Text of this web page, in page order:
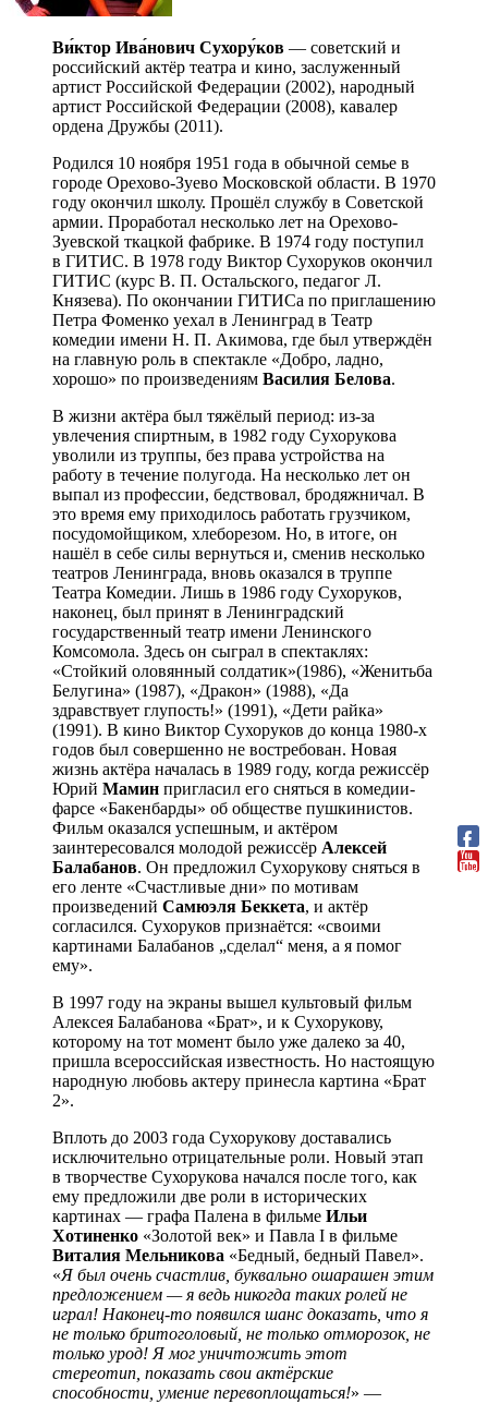
Ви́ктор Ива́нович Сухору́ков — советский и
российский актёр театра и кино, заслуженный
артист Российской Федерации (2002), народный
артист Российской Федерации (2008), кавалер
ордена Дружбы (2011).
Родился 10 ноября 1951 года в обычной семье в
городе Орехово-Зуево Московской области. В 1970
году окончил школу. Прошёл службу в Советской
армии. Проработал несколько лет на Орехово-
Зуевской ткацкой фабрике. В 1974 году поступил
в ГИТИС. В 1978 году Виктор Сухоруков окончил
ГИТИС (курс В. П. Остальского, педагог Л.
Князева). По окончании ГИТИСа по приглашению
Петра Фоменко уехал в Ленинград в Театр
комедии имени Н. П. Акимова, где был утверждён
на главную роль в спектакле «Добро, ладно,
хорошо» по произведениям Василия Белова.
В жизни актёра был тяжёлый период: из-за
увлечения спиртным, в 1982 году Сухорукова
уволили из труппы, без права устройства на
работу в течение полугода. На несколько лет он
выпал из профессии, бедствовал, бродяжничал. В
это время ему приходилось работать грузчиком,
посудомойщиком, хлеборезом. Но, в итоге, он
нашёл в себе силы вернуться и, сменив несколько
театров Ленинграда, вновь оказался в труппе
Театра Комедии. Лишь в 1986 году Сухоруков,
наконец, был принят в Ленинградский
государственный театр имени Ленинского
Комсомола. Здесь он сыграл в спектаклях:
«Стойкий оловянный солдатик»(1986), «Женитьба
Белугина» (1987), «Дракон» (1988), «Да
здравствует глупость!» (1991), «Дети райка»
(1991). В кино Виктор Сухоруков до конца 1980-х
годов был совершенно не востребован. Новая
жизнь актёра началась в 1989 году, когда режиссёр
Юрий Мамин пригласил его сняться в комедии-
фарсе «Бакенбарды» об обществе пушкинистов.
Фильм оказался успешным, и актёром
заинтересовался молодой режиссёр Алексей
Балабанов. Он предложил Сухорукову сняться в
его ленте «Счастливые дни» по мотивам
произведений Самюэля Беккета, и актёр
согласился. Сухоруков признаётся: «своими
картинами Балабанов „сделал“ меня, а я помог
ему».
В 1997 году на экраны вышел культовый фильм
Алексея Балабанова «Брат», и к Сухорукову,
которому на тот момент было уже далеко за 40,
пришла всероссийская известность. Но настоящую
народную любовь актеру принесла картина «Брат
2».
Вплоть до 2003 года Сухорукову доставались
исключительно отрицательные роли. Новый этап
в творчестве Сухорукова начался после того, как
ему предложили две роли в исторических
картинах — графа Палена в фильме Ильи
Хотиненко «Золотой век» и Павла I в фильме
Виталия Мельникова «Бедный, бедный Павел».
«Я был очень счастлив, буквально ошарашен этим
предложением — я ведь никогда таких ролей не
играл! Наконец-то появился шанс доказать, что я
не только бритоголовый, не только отморозок, не
только урод! Я мог уничтожить этот
стереотип, показать свои актёрские
способности, умение перевоплощаться!» —